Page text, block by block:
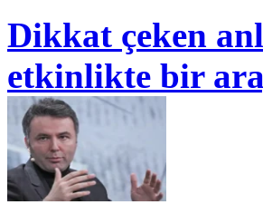
Dikkat çeken
etkinlikte bir